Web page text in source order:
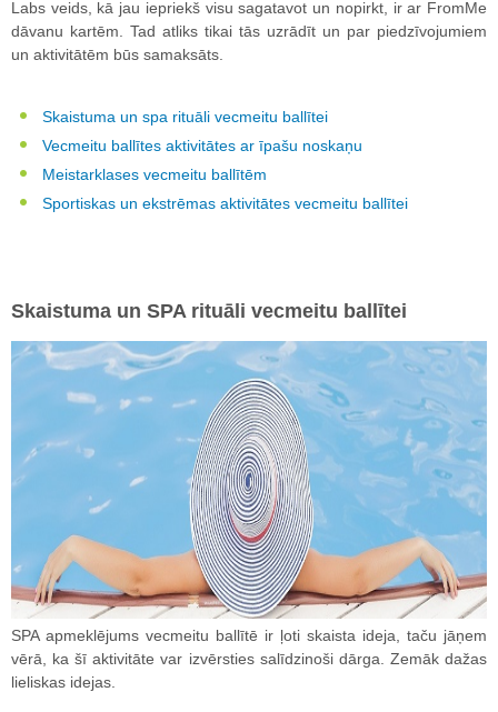
Labs veids, kā jau iepriekš visu sagatavot un nopirkt, ir ar FromMe
dāvanu kartēm. Tad atliks tikai tās uzrādīt un par piedzīvojumiem
un aktivitātēm būs samaksāts.
Skaistuma un spa rituāli vecmeitu ballītei
Vecmeitu ballītes aktivitātes ar īpašu noskaņu
Meistarklases vecmeitu ballītēm
Sportiskas un ekstrēmas aktivitātes vecmeitu ballītei
Skaistuma un SPA rituāli vecmeitu ballītei
SPA apmeklējums vecmeitu ballītē ir ļoti skaista ideja, taču jāņem
vērā, ka šī aktivitāte var izvērsties salīdzinoši dārga. Zemāk dažas
lieliskas idejas.